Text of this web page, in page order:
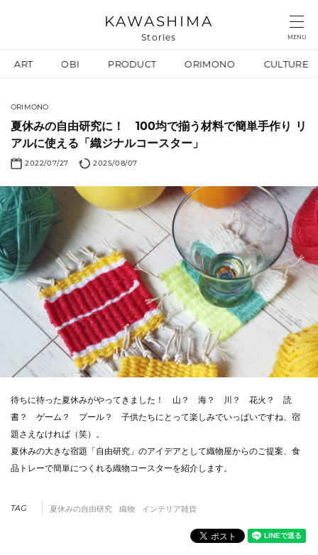
KAWASHIMA
Stories MENU
ART OBI PRODUCT ORIMONO CULTURE
ORIMONO
夏休みの自由研究に！ 100均で揃う材料で簡単手作り リ
アルに使える「織ジナルコースター」
2022/07/27 2025/08/07
待ちに待った夏休みがやってきました！ 山？ 海？ 川？ 花火？ 読
書？ ゲーム？ プール？ 子供たちにとって楽しみでいっぱいですね、宿
題さえなければ（笑）。
夏休みの大きな宿題「自由研究」のアイデアとして織物屋からのご提案、食
品トレーで簡単につくれる織物コースターを紹介します。
TAG 夏休みの自由研究 織物 インテリア雑貨